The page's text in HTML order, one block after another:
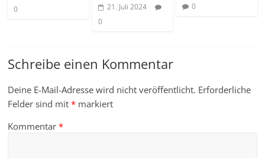
0
21. Juli 2024
0
0
Schreibe einen Kommentar
Deine E-Mail-Adresse wird nicht veröffentlicht. Erforderliche
Felder sind mit* markiert
Kommentar*